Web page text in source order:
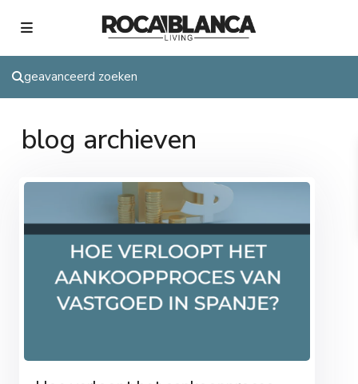
geavanceerd zoeken
blog archieven